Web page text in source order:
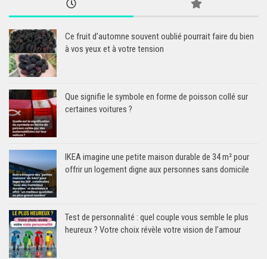
Ce fruit d’automne souvent oublié pourrait faire du bien
à vos yeux et à votre tension
Que signifie le symbole en forme de poisson collé sur
certaines voitures ?
IKEA imagine une petite maison durable de 34 m² pour
offrir un logement digne aux personnes sans domicile
Test de personnalité : quel couple vous semble le plus
heureux ? Votre choix révèle votre vision de l’amour